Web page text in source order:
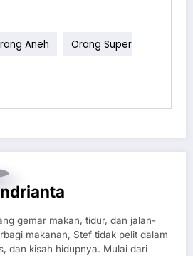
Aneh Orang Super
gemar makan, tidur, dan jalan-
makanan, Stef tidak pelit dalam
dan kisah hidupnya. Mulai dari